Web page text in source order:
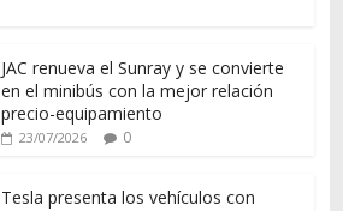
JAC renueva el Sunray y se convierte
en el minibús con la mejor relación
precio-equipamiento
23/07/2026 0
Tesla presenta los vehículos con